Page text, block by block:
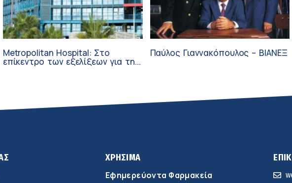
Metropolitan Hospital: Στο
επίκεντρο των εξελίξεων για την
Παύλος Γιαννακόπουλος – ΒΙΑΝΕΞ
ΧΡΗΣΙΜΑ
Εφημερεύοντα Φαρμακεία